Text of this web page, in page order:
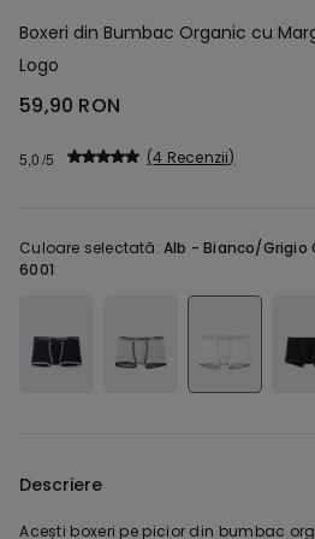
Boxeri din Bumbac Organic cu
Logo
59,90 RON
5,0 4 Recenzii
Culoare selectată:Alb -Bianco/Grigio
6001
Descriere
Acești boxeri pe picior din bumbac